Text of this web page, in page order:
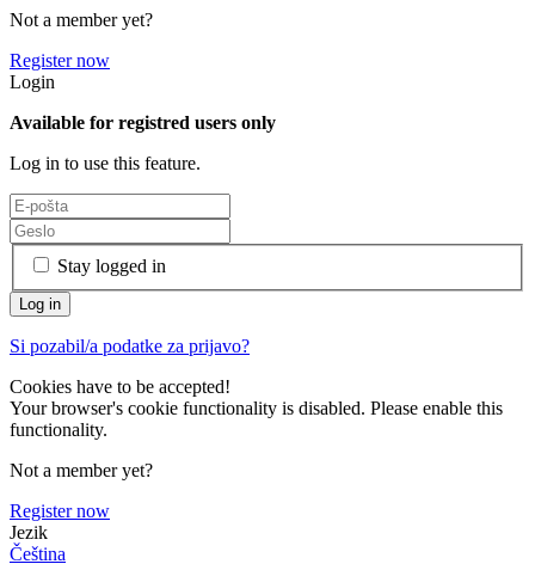
Not a member yet?
Register now
Login
Available for registred users only
Log in to use this feature.
Stay logged in
Si pozabil/a podatke za prijavo?
Cookies have to be accepted!
Your browser's cookie functionality is disabled. Please enable this
functionality.
Not a member yet?
Register now
Jezik
Čeština